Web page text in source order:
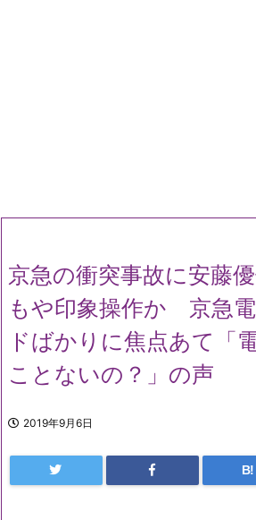
京急の衝突事故に安藤
もや印象操作か 京急
ドばかりに焦点あて「
ことないの？」の声
2019年9月6日
B!